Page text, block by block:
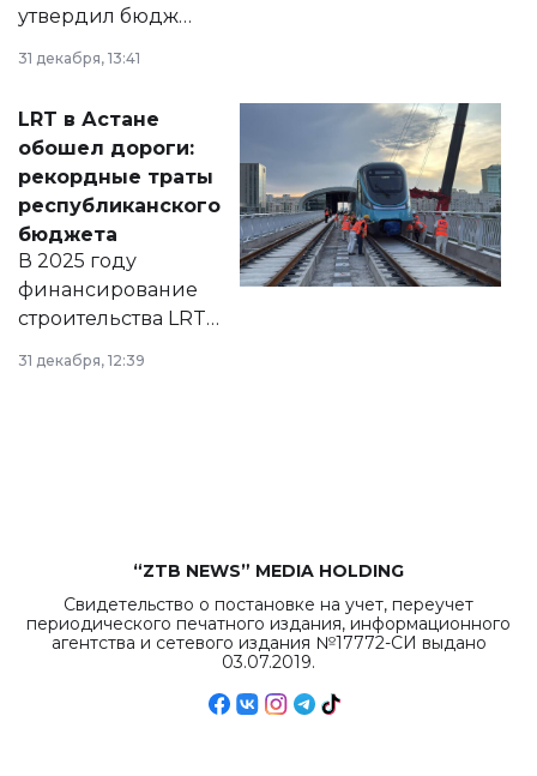
утвердил бюджет
города на 2026–
2028 годы.
документ
появился в базе
нормативных
правовых актов и
на сайте маслихат
города.
31 декабря, 13:41
LRT в Астане
обошел дороги:
рекордные траты
республиканского
бюджета
В 2025 году
финансирование
строительства LRT
в Астане из
республиканского
31 декабря, 12:39
“ZTB NEWS” MEDIA HOLDING
Свидетельство о постановке на учет, переучет
периодического печатного издания, информационного
агентства и сетевого издания №17772-СИ выдано
03.07.2019.